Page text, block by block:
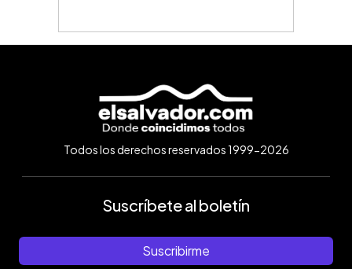
Todos los derechos reservados 1999-2026
Suscríbete al boletín
Suscribirme